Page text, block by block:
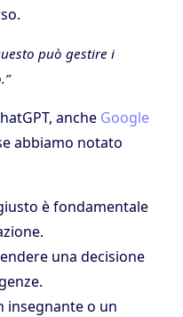
può gestire i
anche Google
abbiamo notato
è fondamentale
una decisione
insegnante o un